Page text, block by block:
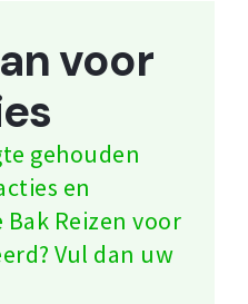
voor
gehouden
en
Reizen voor
Vul dan uw